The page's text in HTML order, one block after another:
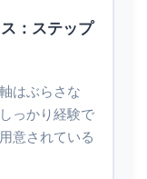
：ステップ
はぶらさな
っかり経験で
意されている